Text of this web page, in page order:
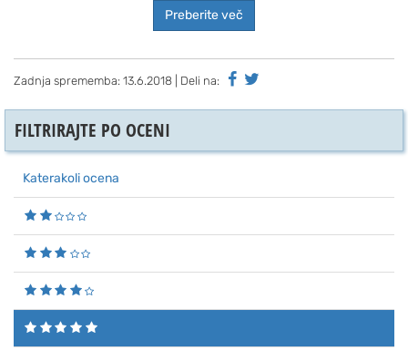
Preberite več
Zadnja sprememba: 13.6.2018 | Deli na:
FILTRIRAJTE PO OCENI
Katerakoli ocena